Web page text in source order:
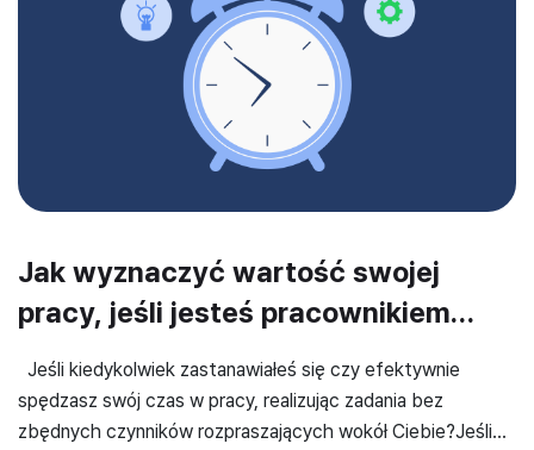
Jak wyznaczyć wartość swojej
pracy, jeśli jesteś pracownikiem
kreatywnym?
Jeśli kiedykolwiek zastanawiałeś się czy efektywnie
spędzasz swój czas w pracy, realizując zadania bez
zbędnych czynników rozpraszających wokół Ciebie?Jeśli